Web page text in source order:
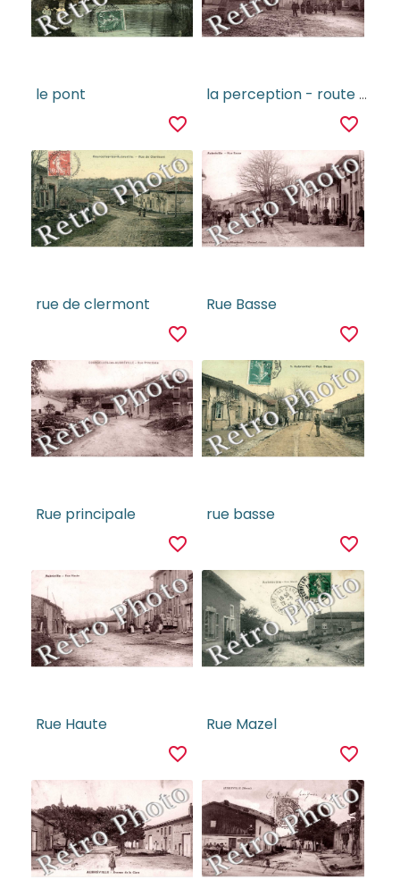
le pont
favorite_border
la perception - route de clermont
favorite_border
rue de clermont
favorite_border
Rue Basse
favorite_border
Rue principale
favorite_border
rue basse
favorite_border
Rue Haute
favorite_border
Rue Mazel
favorite_border